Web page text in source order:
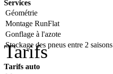
Services
Géométrie
Montage RunFlat
Gonflage à l'azote
Stockage des pneus entre 2 saisons
Tarifs
Tarifs auto